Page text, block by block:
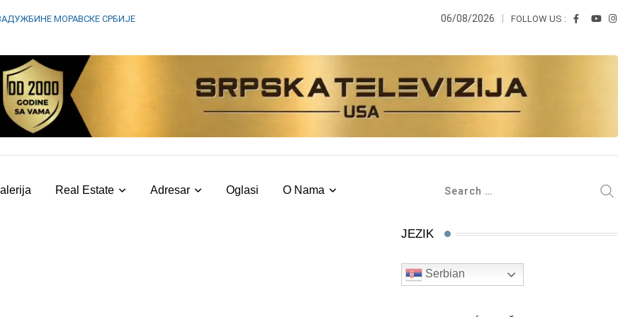
МОРАВСКЕ СРБИЈЕ 06/08/2026 FOLLOW US :
Real Estate Adresar Oglasi O Nama
JEZIK
Serbian